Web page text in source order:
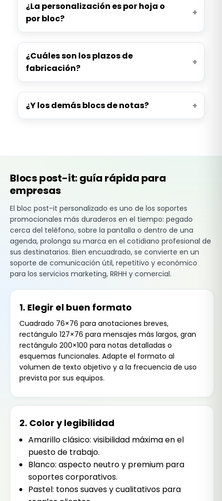
¿La personalización es por hoja o
por bloc?
¿Cuáles son los plazos de
fabricación?
¿Y los demás blocs de notas?
Blocs post-it: guía rápida para
empresas
El bloc post-it personalizado es uno de los soportes
promocionales más duraderos en el tiempo: pegado
cerca del teléfono, sobre la pantalla o dentro de una
agenda, prolonga su marca en el cotidiano profesional de
sus destinatarios. Bien encuadrado, se convierte en un
soporte de comunicación útil, repetitivo y económico
para los servicios marketing, RRHH y comercial.
1. Elegir el buen formato
Cuadrado 76×76 para anotaciones breves,
rectángulo 127×76 para mensajes más largos, gran
rectángulo 200×100 para notas detalladas o
esquemas funcionales. Adapte el formato al
volumen de texto objetivo y a la frecuencia de uso
prevista por sus equipos.
2. Color y legibilidad
Amarillo clásico: visibilidad máxima en el
puesto de trabajo.
Blanco: aspecto neutro y premium para
soportes corporativos.
Pastel: tonos suaves y cualitativos para